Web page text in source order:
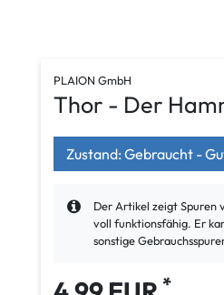
PLAION GmbH
Thor - Der
Zustand: Gebraucht -
Der Artikel zeigt Spuren
voll funktionsfähig. Er
sonstige
*